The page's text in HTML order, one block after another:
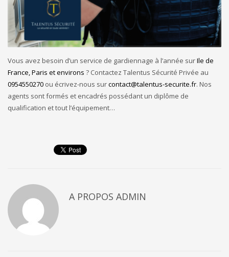
Vous avez besoin d’un service de gardiennage à l’année surIle de
France, Paris et environs ? Contactez Talentus Sécurité Privée au
0954550270 ou écrivez-nous surcontact@talentus-securite.fr. Nos
agents sont formés et encadrés possédant un diplôme de
qualification et tout l’équipement…
A PROPOS ADMIN